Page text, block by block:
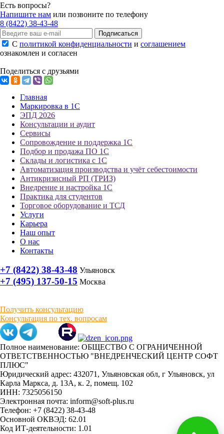
Есть вопросы?
Напишите нам или позвоните по телефону
8 (8422) 38-43-48
Подписаться
С политикой конфиденциальности и соглашением
ознакомлен и согласен
Поделиться с друзьями
Главная
Маркировка в 1С
ЭПД 2026
Консультации и аудит
Сервисы
Сопровождение и поддержка 1С
Подбор и продажа ПО 1С
Склады и логистика с 1С
Автоматизация производства и учёт себестоимости
Антикризисный РП (ТРИЗ)
Внедрение и настройка 1С
Практика для студентов
Торговое оборудование и ТСД
Услуги
Карьера
Наш опыт
О нас
Контакты
+7 (8422) 38-43-48 Ульяновск
+7 (495) 137-50-15 Москва
Получить консультацию
Консультация по тех. вопросам
Полное наименование: ОБЩЕСТВО С ОГРАНИЧЕННОЙ
ОТВЕТСТВЕННОСТЬЮ "ВНЕДРЕНЧЕСКИЙ ЦЕНТР СОФТ
ПЛЮС"
Юридический адрес: 432071, Ульяновская обл, г Ульяновск, ул
Карла Маркса, д. 13А, к. 2, помещ. 102
ИНН: 7325056150
Электронная почта: inform@soft-plus.ru
Телефон: +7 (8422) 38-43-48
Основной ОКВЭД: 62.01
Код ИТ-деятельности: 1.01